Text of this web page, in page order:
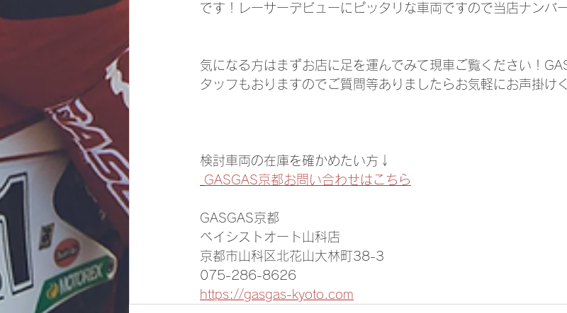
です！レーサーデビューにピッタリな車両ですので当店ナンバ
気になる方はまずお店に足を運んでみて現車ご覧ください！
タッフもおりますのでご質問等ありましたらお気軽にお声掛け
検討車両の在庫を確かめたい方↓
GASGAS京都お問い合わせはこちら
GASGAS京都
ベイシストオート山科店
京都市山科区北花山大林町38-3
075-286-8626
https://gasgas-kyoto.com